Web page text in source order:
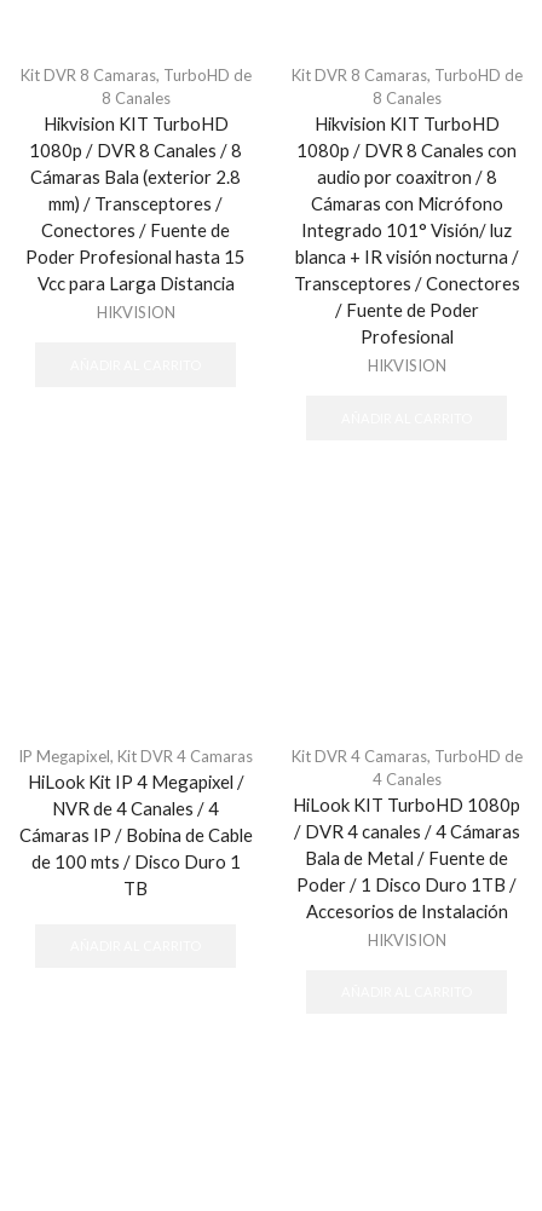
Kit DVR 8 Camaras, TurboHD de
8 Canales
Hikvision KIT TurboHD
1080p / DVR 8 Canales / 8
Cámaras Bala (exterior 2.8
mm) / Transceptores /
Conectores / Fuente de
Poder Profesional hasta 15
Vcc para Larga Distancia
HIKVISION
Kit DVR 8 Camaras, TurboHD de
8 Canales
Hikvision KIT TurboHD
1080p / DVR 8 Canales con
audio por coaxitron / 8
Cámaras con Micrófono
Integrado 101° Visión/ luz
blanca + IR visión nocturna /
Transceptores / Conectores
/ Fuente de Poder
Profesional
HIKVISION
IP Megapixel, Kit DVR 4 Camaras
HiLook Kit IP 4 Megapixel /
NVR de 4 Canales / 4
Cámaras IP / Bobina de Cable
de 100 mts / Disco Duro 1
TB
Kit DVR 4 Camaras, TurboHD de
4 Canales
HiLook KIT TurboHD 1080p
/ DVR 4 canales / 4 Cámaras
Bala de Metal / Fuente de
Poder / 1 Disco Duro 1TB /
Accesorios de Instalación
HIKVISION